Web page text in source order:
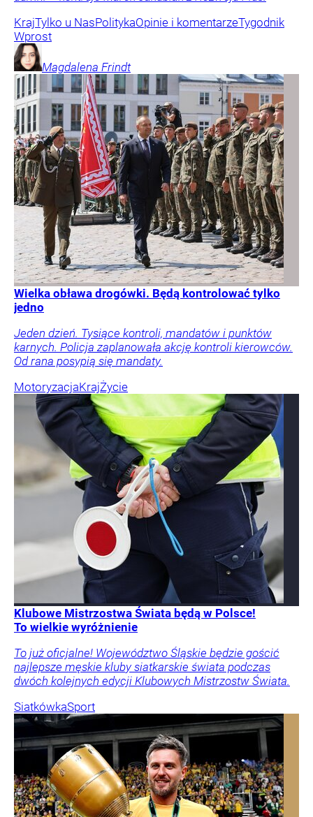
KrajTylko u NasPolitykaOpinie i komentarzeTygodnik
Wprost
Magdalena Frindt
Wielka obława drogówki. Będą kontrolować tylko
jedno
Jeden dzień. Tysiące kontroli, mandatów i punktów
karnych. Policja zaplanowała akcję kontroli kierowców.
Od rana posypią się mandaty.
MotoryzacjaKrajŻycie
Klubowe Mistrzostwa Świata będą w Polsce!
To wielkie wyróżnienie
To już oficjalne! Województwo Śląskie będzie gościć
najlepsze męskie kluby siatkarskie świata podczas
dwóch kolejnych edycji Klubowych Mistrzostw Świata.
SiatkówkaSport